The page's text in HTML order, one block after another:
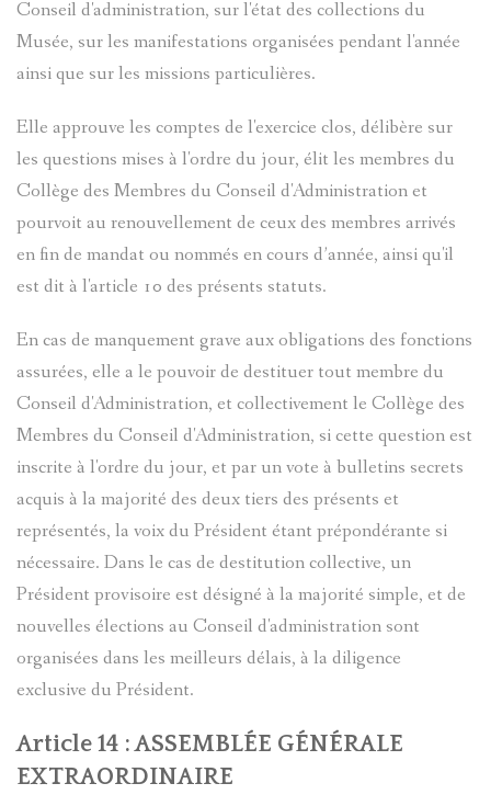
Conseil d'administration, sur l'état des collections du
Musée, sur les manifestations organisées pendant l'année
ainsi que sur les missions particulières.
Elle approuve les comptes de l'exercice clos, délibère sur
les questions mises à l'ordre du jour, élit les membres du
Collège des Membres du Conseil d'Administration et
pourvoit au renouvellement de ceux des membres arrivés
en fin de mandat ou nommés en cours d’année, ainsi qu'il
est dit à l'article 10 des présents statuts.
En cas de manquement grave aux obligations des fonctions
assurées, elle a le pouvoir de destituer tout membre du
Conseil d'Administration, et collectivement le Collège des
Membres du Conseil d'Administration, si cette question est
inscrite à l'ordre du jour, et par un vote à bulletins secrets
acquis à la majorité des deux tiers des présents et
représentés, la voix du Président étant prépondérante si
nécessaire. Dans le cas de destitution collective, un
Président provisoire est désigné à la majorité simple, et de
nouvelles élections au Conseil d'administration sont
organisées dans les meilleurs délais, à la diligence
exclusive du Président.
Article 14 : ASSEMBLÉE GÉNÉRALE
EXTRAORDINAIRE